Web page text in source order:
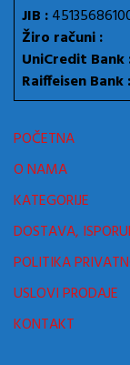
JIB :
Žiro računi :
UniCredit Bank
Raiffeisen Bank
POČETNA
O NAMA
KATEGORIJE
DOSTAVA,
POLITIKA
USLOVI PRODAJE
KONTAKT